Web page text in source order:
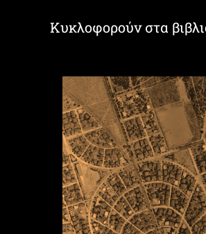
Κυκλοφορούν στα